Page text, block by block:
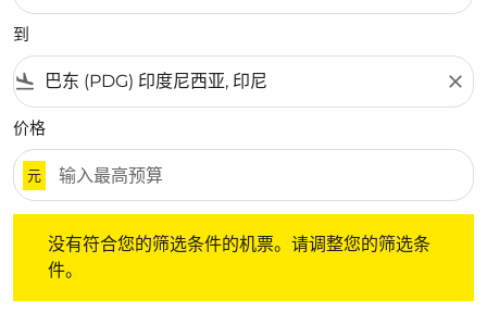
到
flight_land close
价格
元
没有符合您的筛选条件的机票。请调整您的筛选条
件。